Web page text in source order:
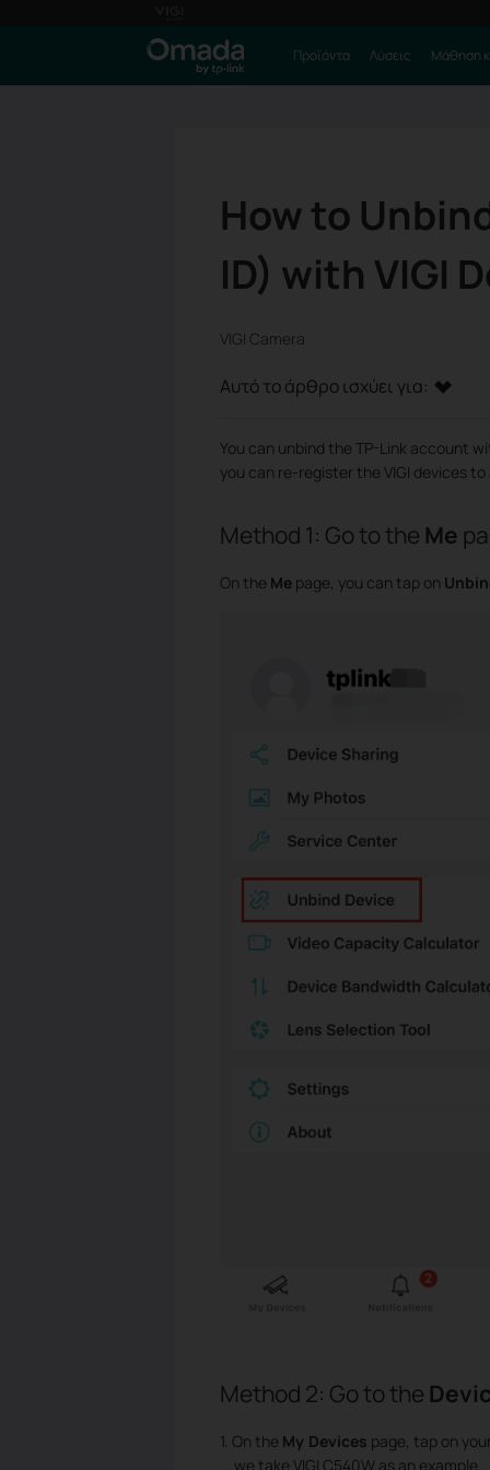
Προϊόντα Λύσεις Μάθηση
How to
ID) with VIGI
VIGI Camera
Αυτό το άρθρο ισχύει για:
You can unbind the TP-Link account
you can re-register the VIGI devices
Method 1: Go to the Me
On the Me page, you can tap on
Method 2: Go to the
1. On the My Devices page, tap on
we take VIGI C540W as an example.